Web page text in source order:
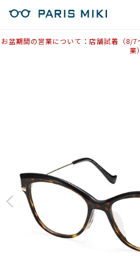
お盆期間の営業について：店舗試着（8/
業）